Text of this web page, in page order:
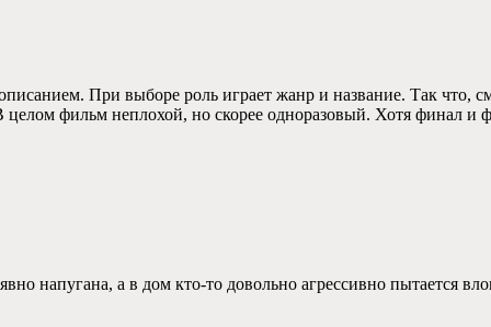
При выборе роль играет жанр и название. Так что,
фильм неплохой, но скорее одноразовый. Хотя финал и
напугана, а в дом кто-то довольно агрессивно пытается